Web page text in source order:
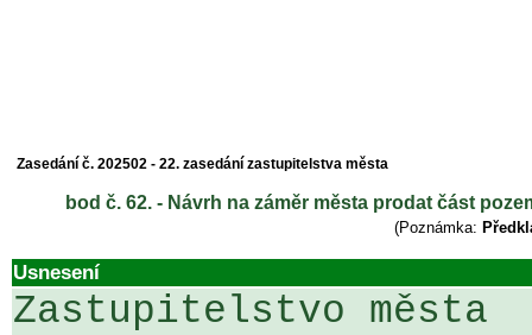
Zasedání č. 202502 - 22. zasedání zastupitelstva města
bod č. 62. - Návrh na záměr města prodat část
(Poznámka:
Usnesení
Zastupitelstvo města